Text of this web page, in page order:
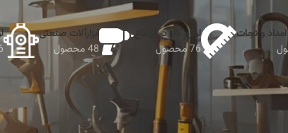
و نجات
لوازم کار در ارتفاع
76 محصول
ابزارآلات صنعتی
48 محصول